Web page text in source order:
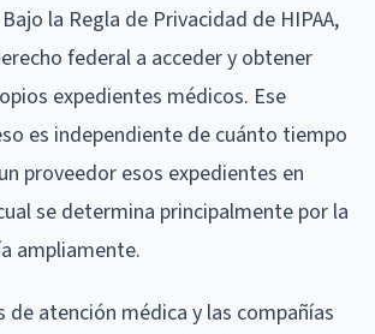
la Regla de Privacidad de HIPAA,
federal a acceder y obtener
expedientes médicos. Ese
es independiente de cuánto tiempo
proveedor esos expedientes en
se determina principalmente por la
ampliamente.
de atención médica y las compañías